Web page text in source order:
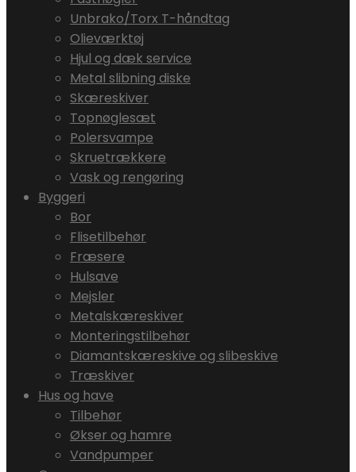
Unbrako/Torx T-håndtag
Olieværktøj
Hjul og dæk service
Metal slibning diske
Skæreskiver
Topnøglesæt
Polersvampe
Skruetrækkere
Vask og rengøring
Byggeri
Bor
Flisetilbehør
Fræsere
Hulsave
Mejsler
Metalskæreskiver
Monteringstilbehør
Diamantskæreskive og slibeskive
Træskiver
Hus og have
Tilbehør
Økser og hamre
Vandpumper